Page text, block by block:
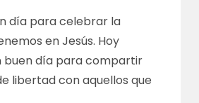
día para celebrar la
en Jesús. Hoy
buen día para compartir
libertad con aquellos que